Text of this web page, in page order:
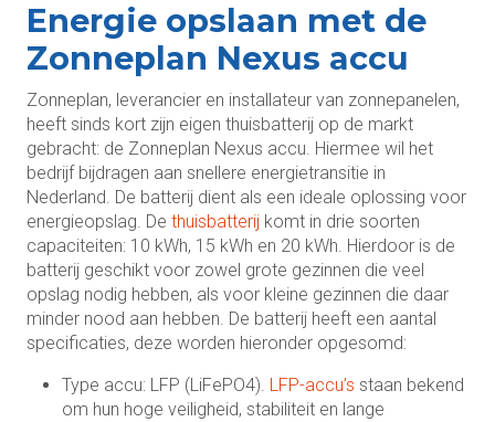
Energie opslaan met de
Zonneplan Nexus accu
Zonneplan, leverancier en installateur van zonnepanelen,
heeft sinds kort zijn eigen thuisbatterij op de markt
gebracht: de Zonneplan Nexus accu. Hiermee wil het
bedrijf bijdragen aan snellere energietransitie in
Nederland. De batterij dient als een ideale oplossing voor
energieopslag. De thuisbatterij komt in drie soorten
capaciteiten: 10 kWh, 15 kWh en 20 kWh. Hierdoor is de
batterij geschikt voor zowel grote gezinnen die veel
opslag nodig hebben, als voor kleine gezinnen die daar
minder nood aan hebben. De batterij heeft een aantal
specificaties, deze worden hieronder opgesomd:
Type accu: LFP (LiFePO4). LFP-accu’s staan bekend
om hun hoge veiligheid, stabiliteit en lange